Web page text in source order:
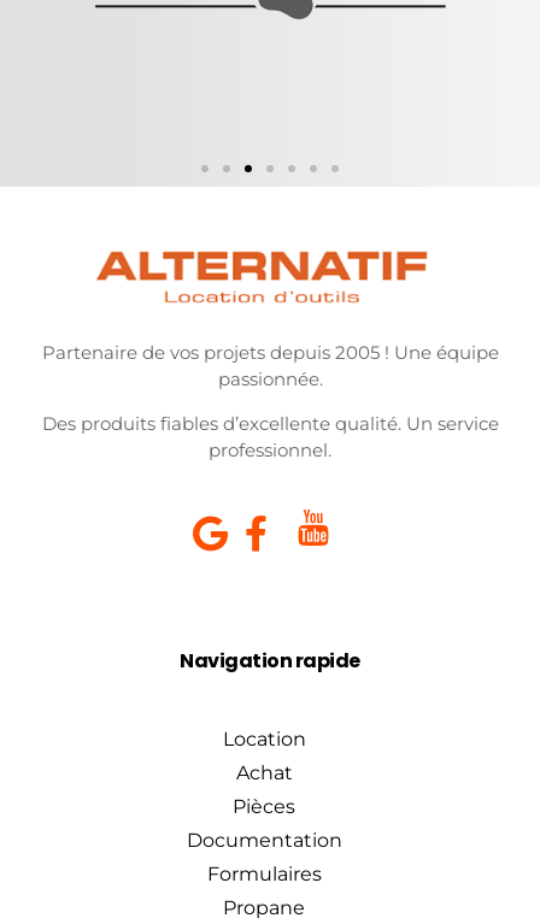
Partenaire de vos projets depuis 2005 ! Une équipe
passionnée.
Des produits fiables d’excellente qualité. Un service
professionnel.
Navigation rapide
Location
Achat
Pièces
Documentation
Formulaires
Propane